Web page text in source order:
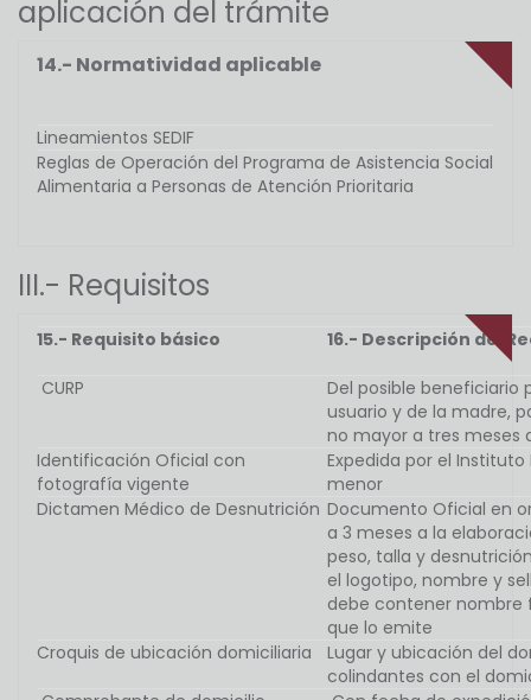
aplicación del trámite
14.- Normatividad aplicable
Lineamientos SEDIF
Reglas de Operación del Programa de Asistencia Social
Alimentaria a Personas de Atención Prioritaria
III.- Requisitos
15.- Requisito básico 16.- Descripción del
CURP
Del posible beneficiario
usuario y de la madre,
no mayor a tres meses
Identificación Oficial con
fotografía vigente
Expedida por el
menor
Dictamen Médico de Desnutrición Documento Oficial en
a 3 meses a la
peso, talla y
el logotipo, nombre y
debe contener nombre
que lo emite
Croquis de ubicación domiciliaria
Lugar y ubicación del
colindantes con el